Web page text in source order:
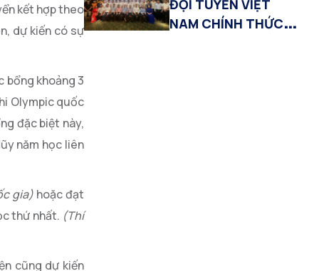
kết hợp theo
dự kiến có sự
bổng khoảng 3
Olympic quốc
đặc biệt này,
năm học liên
gia) hoặc đạt
thứ nhất. (Thí
cũng dự kiến
ĐỘI TUYỂN VIỆT
NAM CHÍNH THỨC